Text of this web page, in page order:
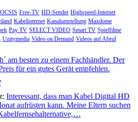
Free-TV HD-Sender Highspeed-Internet
Kabelinternet Kanalumstellung Maxdome
Pay TV SELECT VIDEO Smart TV Spielfilme
Unitymedia Video on Demand Videos auf Abruf
am besten zu einem Fachhändler. Der
für ein gutes Gerät empfehlen.
Interessant, dass man Kabel Digital HD
aufrüsten kann. Meine Eltern suchen